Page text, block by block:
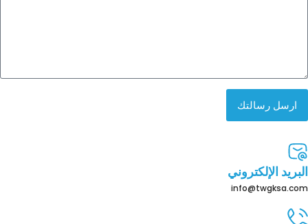
ارسل رسالتك
البريد الإلكتروني
info@twgksa.com